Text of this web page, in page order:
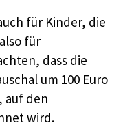
für Kinder, die
für
dass die
um 100 Euro
auf den
wird.